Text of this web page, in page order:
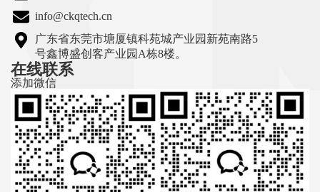
info@ckqtech.cn
广东省东莞市塘厦镇科苑城产业园新苑南路5
号鑫博盛创客产业园A栋8楼。
在线联系
添加微信